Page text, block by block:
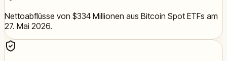
Nettoabflüsse von $334 Millionen aus Bitcoin Spot ETFs am
27. Mai 2026.